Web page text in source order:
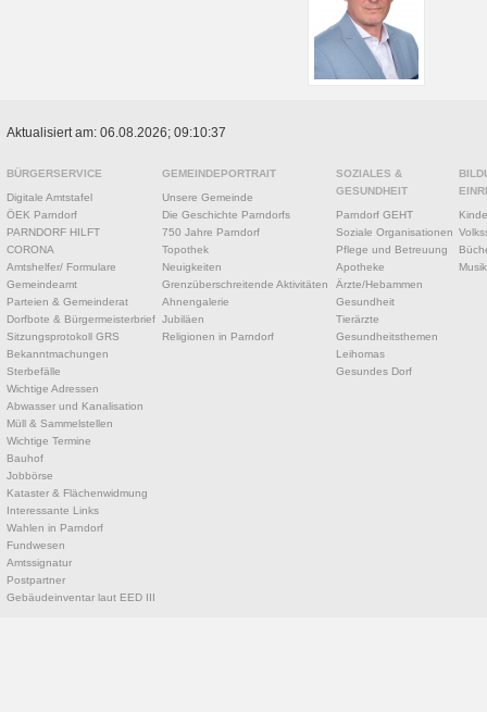
Aktualisiert am: 06.08.2026; 09:10:37
BÜRGERSERVICE
Digitale Amtstafel
ÖEK Parndorf
PARNDORF HILFT
CORONA
Amtshelfer/ Formulare
Gemeindeamt
Parteien & Gemeinderat
Dorfbote & Bürgermeisterbrief
Sitzungsprotokoll GRS
Bekanntmachungen
Sterbefälle
Wichtige Adressen
Abwasser und Kanalisation
Müll & Sammelstellen
Wichtige Termine
Bauhof
Jobbörse
Kataster & Flächenwidmung
Interessante Links
Wahlen in Parndorf
Fundwesen
Amtssignatur
Postpartner
Gebäudeinventar laut EED III
GEMEINDEPORTRAIT
Unsere Gemeinde
Die Geschichte Parndorfs
750 Jahre Parndorf
Topothek
Neuigkeiten
Grenzüberschreitende Aktivitäten
Ahnengalerie
Jubiläen
Religionen in Parndorf
SOZIALES &
GESUNDHEIT
Parndorf GEHT
Soziale Organisationen
Pflege und Betreuung
Apotheke
Ärzte/Hebammen
Gesundheit
Tierärzte
Gesundheitsthemen
Leihomas
Gesundes Dorf